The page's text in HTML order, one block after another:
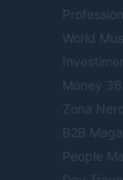
World
Money
Zona Nerd
B2B
People